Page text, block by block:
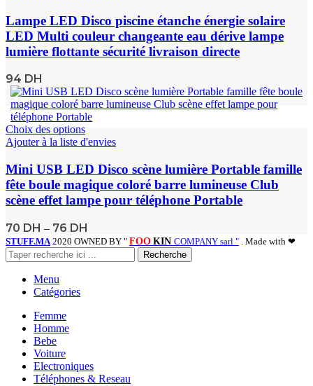
Lampe LED Disco piscine étanche énergie solaire
LED Multi couleur changeante eau dérive lampe
lumière flottante sécurité livraison directe
94 DH
Choix des options
Ajouter à la liste d'envies
Mini USB LED Disco scène lumière Portable famille
fête boule magique coloré barre lumineuse Club
scène effet lampe pour téléphone Portable
70 DH – 76 DH
STUFF.MA 2020 OWNED BY " FOO KIN COMPANY sarl " . Made with ❤
Recherche
Menu
Catégories
Femme
Homme
Bebe
Voiture
Electroniques
Téléphones & Reseau